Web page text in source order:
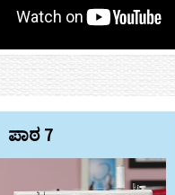
ಪಾಠ 7